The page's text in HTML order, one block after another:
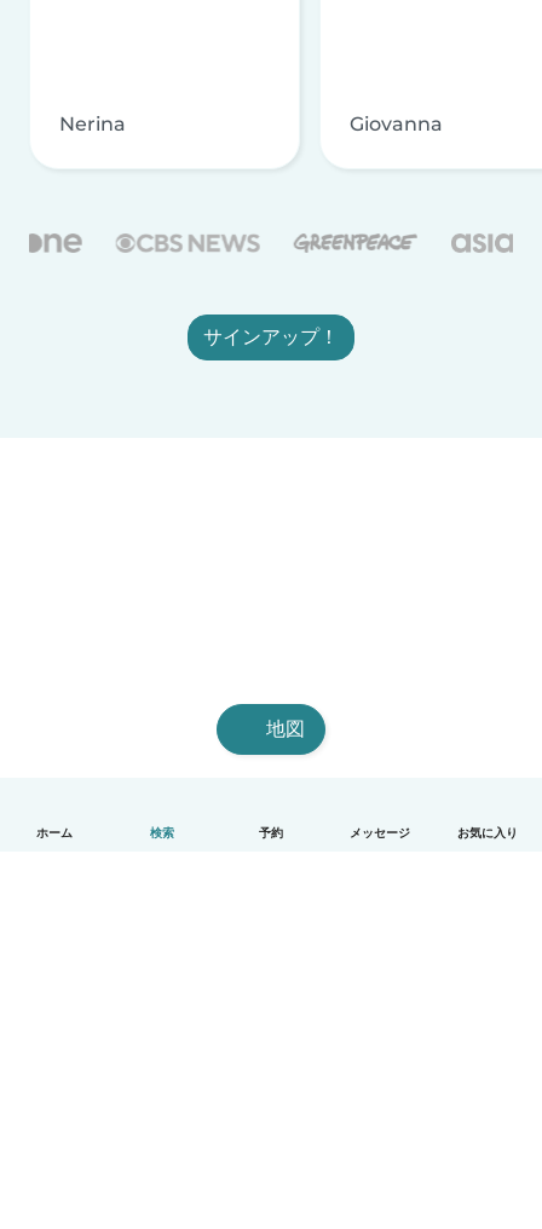
ホーム 検索 予約 メッセージ お気に入り
Nerina Giovanna
サインアップ！
地図